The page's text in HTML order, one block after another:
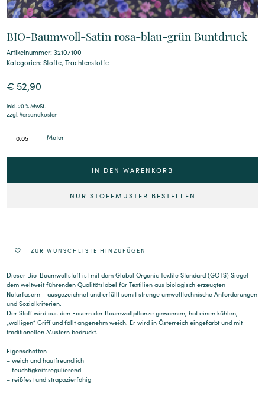
BIO-Baumwoll-Satin rosa-blau-grün Buntdruck
Artikelnummer: 32107100
Kategorien:Stoffe,Trachtenstoffe
€ 52,90
inkl. 20 % MwSt.
zzgl.Versandkosten
Meter
IN DEN WARENKORB
NUR STOFFMUSTER BESTELLEN
ZUR WUNSCHLISTE HINZUFÜGEN
Dieser Bio-Baumwollstoff ist mit dem Global Organic Textile Standard (GOTS) Siegel –
dem weltweit führenden Qualitätslabel für Textilien aus biologisch erzeugten
Naturfasern – ausgezeichnet und erfüllt somit strenge umwelttechnische Anforderungen
und Sozialkriterien.
Der Stoff wird aus den Fasern der Baumwollpflanze gewonnen, hat einen kühlen,
„wolligen“ Griff und fällt angenehm weich. Er wird in Österreich eingefärbt und mit
traditionellen Mustern bedruckt.
Eigenschaften
– weich und hautfreundlich
– feuchtigkeitsregulierend
– reißfest und strapazierfähig